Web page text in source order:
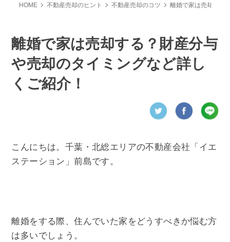
HOME 不動産売却のヒント 不動産売却のコツ 離婚で家は売却する
離婚で家は売却する？財産分与
や売却のタイミングなど詳し
くご紹介！
こんにちは。千葉・北総エリアの不動産会社「イエ
ステーション」前島です。
離婚をする際、住んでいた家をどうすべきか悩む方
は多いでしょう。